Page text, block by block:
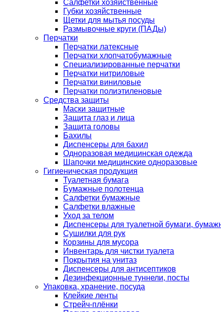
Салфетки хозяйственные
Губки хозяйственные
Щетки для мытья посуды
Размывочные круги (ПАДы)
Перчатки
Перчатки латексные
Перчатки хлопчатобумажные
Специализированные перчатки
Перчатки нитриловые
Перчатки виниловые
Перчатки полиэтиленовые
Средства защиты
Маски защитные
Защита глаз и лица
Защита головы
Бахилы
Диспенсеры для бахил
Одноразовая медицинская одежда
Шапочки медицинские одноразовые
Гигиеническая продукция
Туалетная бумага
Бумажные полотенца
Салфетки бумажные
Салфетки влажные
Уход за телом
Диспенсеры для туалетной бумаги,
Сушилки для рук
Корзины для мусора
Инвентарь для чистки туалета
Покрытия на унитаз
Диспенсеры для антисептиков
Дезинфекционные туннели, посты
Упаковка, хранение, посуда
Клейкие ленты
Стрейч-плёнки